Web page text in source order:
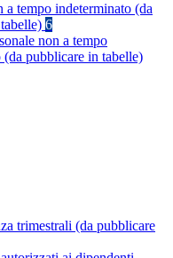
a tempo indeterminato (da
6
non a tempo
(da pubblicare in tabelle)
trimestrali (da pubblicare